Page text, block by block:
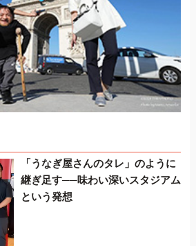
「うなぎ屋さんのタレ」のように
継ぎ足す──味わい深いスタジアム
という発想